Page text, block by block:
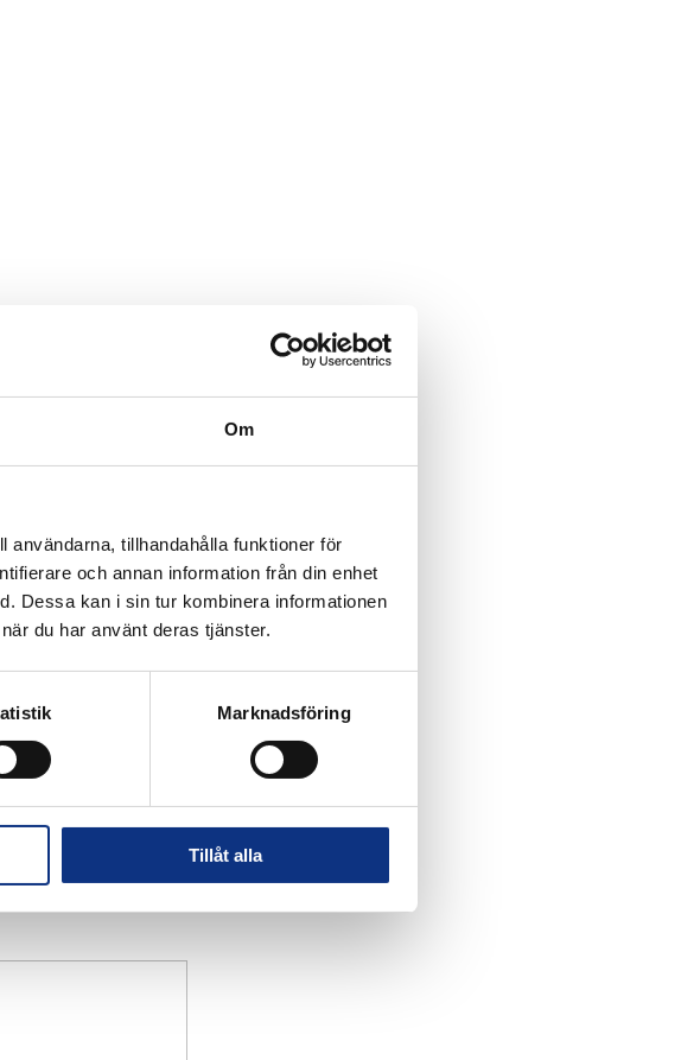
Om
användarna, tillhandahålla funktioner för
och annan information från din enhet
Dessa kan i sin tur kombinera informationen
du har använt deras tjänster.
Marknadsföring
Tillåt alla